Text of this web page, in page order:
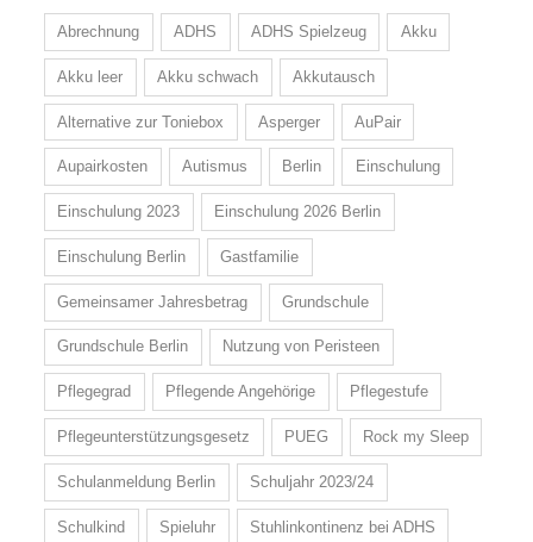
Abrechnung ADHS ADHS Spielzeug Akku
Akku leer Akku schwach Akkutausch
Alternative zur Toniebox Asperger AuPair
Aupairkosten Autismus Berlin Einschulung
Einschulung 2023 Einschulung 2026 Berlin
Einschulung Berlin Gastfamilie
Gemeinsamer Jahresbetrag Grundschule
Grundschule Berlin Nutzung von Peristeen
Pflegegrad Pflegende Angehörige Pflegestufe
Pflegeunterstützungsgesetz PUEG Rock my Sleep
Schulanmeldung Berlin Schuljahr 2023/24
Schulkind Spieluhr Stuhlinkontinenz bei ADHS